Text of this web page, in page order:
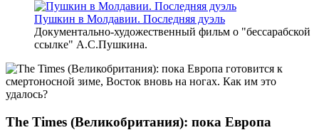
Пушкин в Молдавии. Последняя дуэль
Документально-художественный фильм о "бессарабской
ссылке" А.С.Пушкина.
The Times (Великобритания): пока Европа